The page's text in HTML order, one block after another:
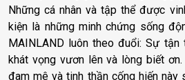
Những cá nhân và tập thể được
kiện là những minh chứng sống
MAINLAND luôn theo đuổi: Sự tận
khát vọng vươn lên và lòng biết
đam mê và tinh thần cống hiến